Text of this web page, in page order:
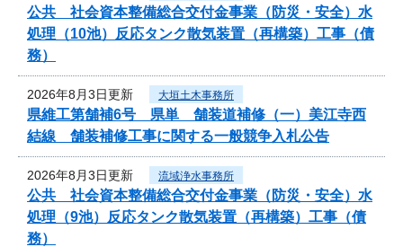
公共 社会資本整備総合交付金事業（防災・安全）水
処理（10池）反応タンク散気装置（再構築）工事（債
務）
2026年8月3日更新 大垣土木事務所
県維工第舗補6号 県単 舗装道補修（一）美江寺西
結線 舗装補修工事に関する一般競争入札公告
2026年8月3日更新 流域浄水事務所
公共 社会資本整備総合交付金事業（防災・安全）水
処理（9池）反応タンク散気装置（再構築）工事（債
務）